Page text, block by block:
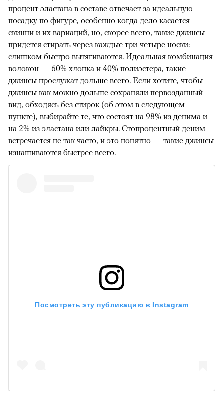
процент эластана в составе отвечает за идеальную
посадку по фигуре, особенно когда дело касается
скинни и их вариаций, но, скорее всего, такие джинсы
придется стирать через каждые три-четыре носки:
слишком быстро вытягиваются. Идеальная комбинация
волокон — 60% хлопка и 40% полиэстера, такие
джинсы прослужат дольше всего. Если хотите, чтобы
джинсы как можно дольше сохраняли первозданный
вид, обходясь без стирок (об этом в следующем
пункте), выбирайте те, что состоят на 98% из денима и
на 2% из эластана или лайкры. Стопроцентный деним
встречается не так часто, и это понятно — такие джинсы
изнашиваются быстрее всего.
Посмотреть эту публикацию в Instagram